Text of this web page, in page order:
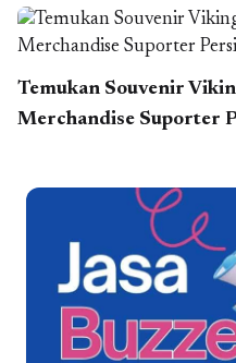
Temukan Souvenir
Merchandise Suporter